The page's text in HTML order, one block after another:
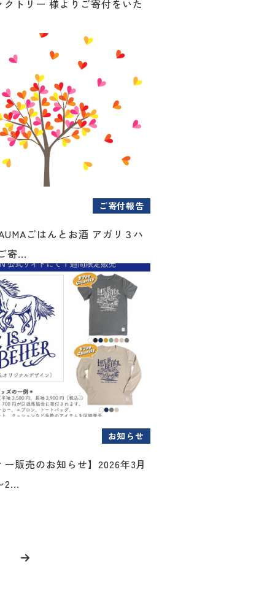
クトリー 様よりご寄付をいた
ご寄付報告
ごはんとお酒 アガリ３ハ
寄...
お知らせ
販売のお知らせ】2026年3月
2...